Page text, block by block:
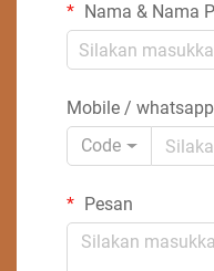
Nama & Nama
Mobile / whatsapp
Code
Pesan